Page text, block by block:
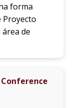
forma
Proyecto
de